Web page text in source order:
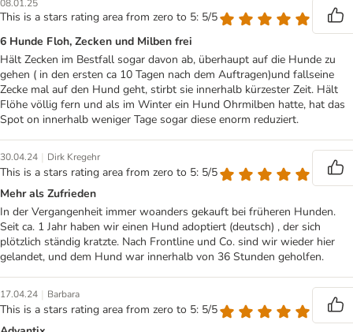
08.01.25
This is a stars rating area from zero to 5: 5/5
6 Hunde Floh, Zecken und Milben frei
Hält Zecken im Bestfall sogar davon ab, überhaupt auf die Hunde zu
gehen ( in den ersten ca 10 Tagen nach dem Auftragen)und fallseine
Zecke mal auf den Hund geht, stirbt sie innerhalb kürzester Zeit. Hält
Flöhe völlig fern und als im Winter ein Hund Ohrmilben hatte, hat das
Spot on innerhalb weniger Tage sogar diese enorm reduziert.
30.04.24 | Dirk Kregehr
This is a stars rating area from zero to 5: 5/5
Mehr als Zufrieden
In der Vergangenheit immer woanders gekauft bei früheren Hunden.
Seit ca. 1 Jahr haben wir einen Hund adoptiert (deutsch) , der sich
plötzlich ständig kratzte. Nach Frontline und Co. sind wir wieder hier
gelandet, und dem Hund war innerhalb von 36 Stunden geholfen.
17.04.24 | Barbara
This is a stars rating area from zero to 5: 5/5